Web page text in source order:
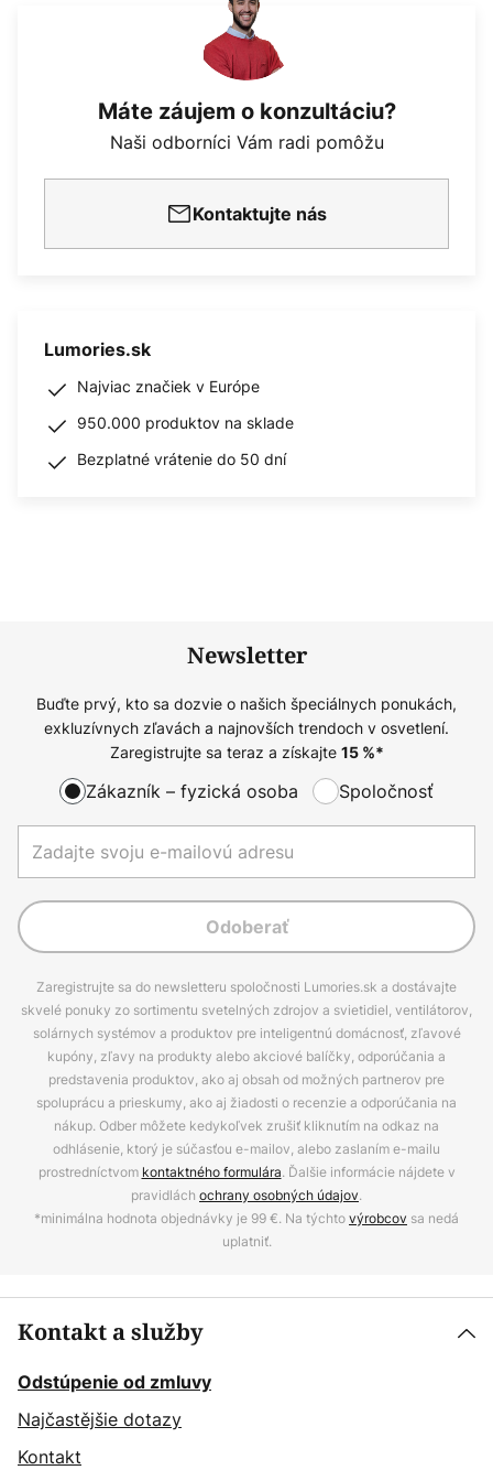
Máte záujem o konzultáciu?
Naši odborníci Vám radi pomôžu
Kontaktujte nás
Lumories.sk
Najviac značiek v Európe
950.000 produktov na sklade
Bezplatné vrátenie do 50 dní
Newsletter
Buďte prvý, kto sa dozvie o našich špeciálnych ponukách,
exkluzívnych zľavách a najnovších trendoch v osvetlení.
Zaregistrujte sa teraz a získajte 15%*
Zákazník – fyzická osoba Spoločnosť
Odoberať
Zaregistrujte sa do newsletteru spoločnosti Lumories.sk a dostávajte
skvelé ponuky zo sortimentu svetelných zdrojov a svietidiel, ventilátorov,
solárnych systémov a produktov pre inteligentnú domácnosť, zľavové
kupóny, zľavy na produkty alebo akciové balíčky, odporúčania a
predstavenia produktov, ako aj obsah od možných partnerov pre
spoluprácu a prieskumy, ako aj žiadosti o recenzie a odporúčania na
nákup. Odber môžete kedykoľvek zrušiť kliknutím na odkaz na
odhlásenie, ktorý je súčasťou e-mailov, alebo zaslaním e-mailu
prostredníctvom kontaktného formulára. Ďalšie informácie nájdete v
pravidlách ochrany osobných údajov.
*minimálna hodnota objednávky je 99 €. Na týchtovýrobcov sa nedá
uplatniť.
Kontakt a služby
Odstúpenie od zmluvy
Najčastějšie dotazy
Kontakt